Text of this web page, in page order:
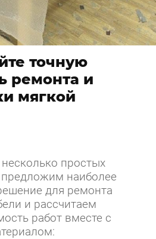
точную
ремонта и
мягкой
несколько простых
наиболее
для ремонта
и рассчитаем
работ вместе с